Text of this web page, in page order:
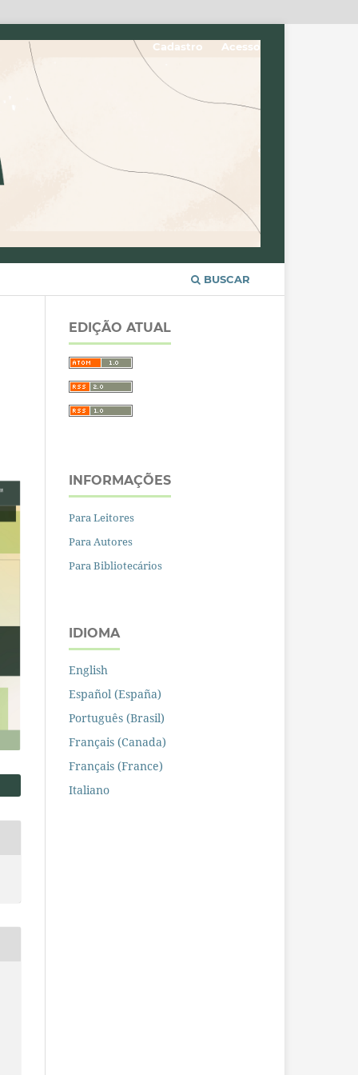
BUSCAR
Cadastro Acesso
EDIÇÃO ATUAL
INFORMAÇÕES
Para Leitores
Para Autores
Para Bibliotecários
IDIOMA
English
Español (España)
Português (Brasil)
Français (Canada)
Français (France)
Italiano